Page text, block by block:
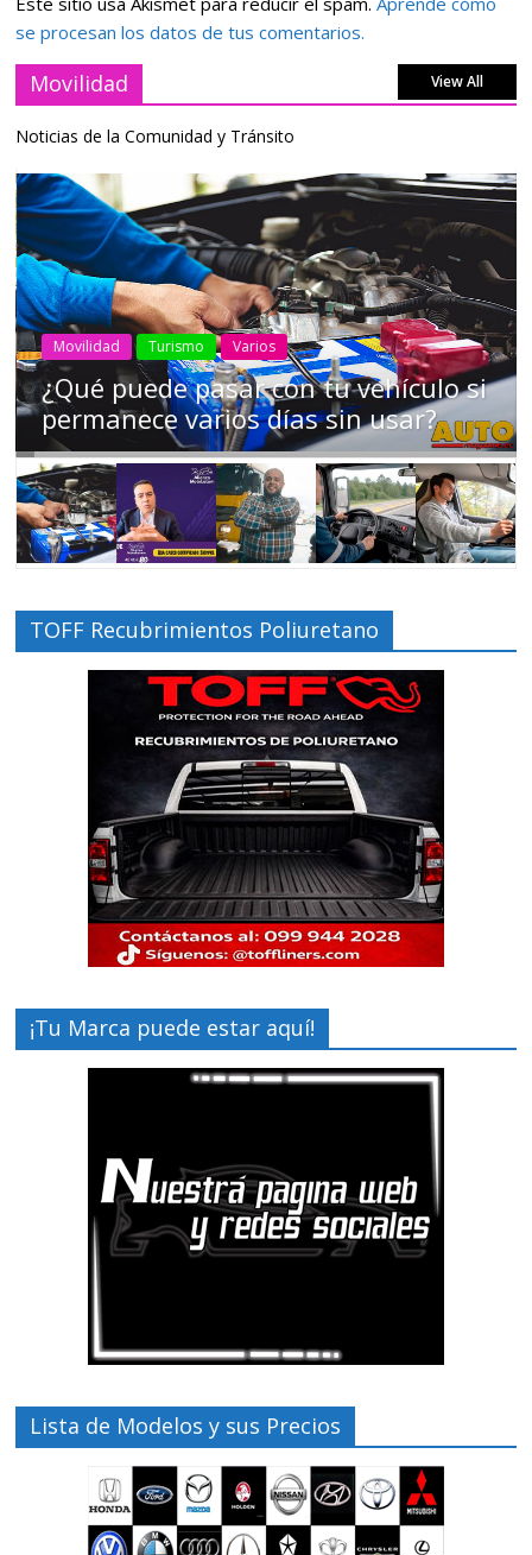
se procesan los datos de tus comentarios.
Movilidad View All
Noticias de la Comunidad y Tránsito
AEADE Industria Motociclismo Motos Movilidad
Campaña busca cambiar destino de
los motociclistas en la región
TOFF Recubrimientos Poliuretano
¡Tu Marca puede estar aquí!
Lista de Modelos y sus Precios